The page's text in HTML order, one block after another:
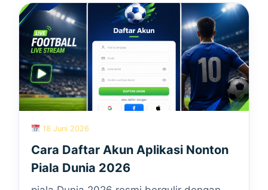
18 Juni 2026
Cara Daftar Akun Aplikasi Nonton
Piala Dunia 2026